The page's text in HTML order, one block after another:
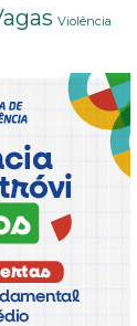
Violência